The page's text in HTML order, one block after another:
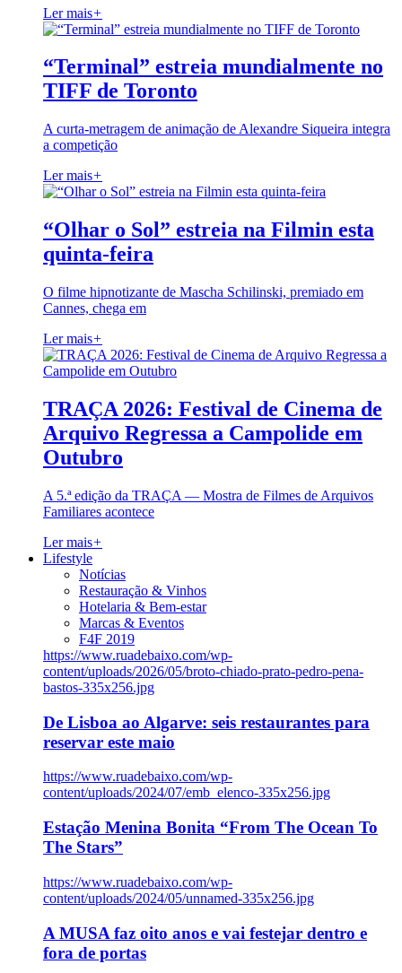
Ler mais+
“Terminal” estreia mundialmente no
TIFF de Toronto
A curta-metragem de animação de Alexandre Siqueira integra
a competição
Ler mais+
“Olhar o Sol” estreia na Filmin esta
quinta-feira
O filme hipnotizante de Mascha Schilinski, premiado em
Cannes, chega em
Ler mais+
TRAÇA 2026: Festival de Cinema de
Arquivo Regressa a Campolide em
Outubro
A 5.ª edição da TRAÇA — Mostra de Filmes de Arquivos
Familiares acontece
Ler mais+
Lifestyle
Notícias
Restauração & Vinhos
Hotelaria & Bem-estar
Marcas & Eventos
F4F 2019
https://www.ruadebaixo.com/wp-
content/uploads/2026/05/broto-chiado-prato-pedro-pena-
bastos-335x256.jpg
De Lisboa ao Algarve: seis restaurantes para
reservar este maio
https://www.ruadebaixo.com/wp-
content/uploads/2024/07/emb_elenco-335x256.jpg
Estação Menina Bonita “From The Ocean To
The Stars”
https://www.ruadebaixo.com/wp-
content/uploads/2024/05/unnamed-335x256.jpg
A MUSA faz oito anos e vai festejar dentro e
fora de portas